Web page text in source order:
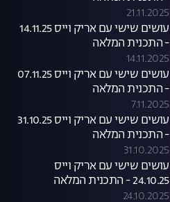
21.11.2025
עושים שישי עם אריק וייס 14.11.25
- התכנית המלאה
14.11.2025
עושים שישי עם אריק וייס 07.11.25
- התכנית המלאה
7.11.2025
עושים שישי עם אריק וייס 31.10.25
- התכנית המלאה
31.10.2025
עושים שישי עם אריק וייס
24.10.25 - התכנית המלאה
24.10.2025